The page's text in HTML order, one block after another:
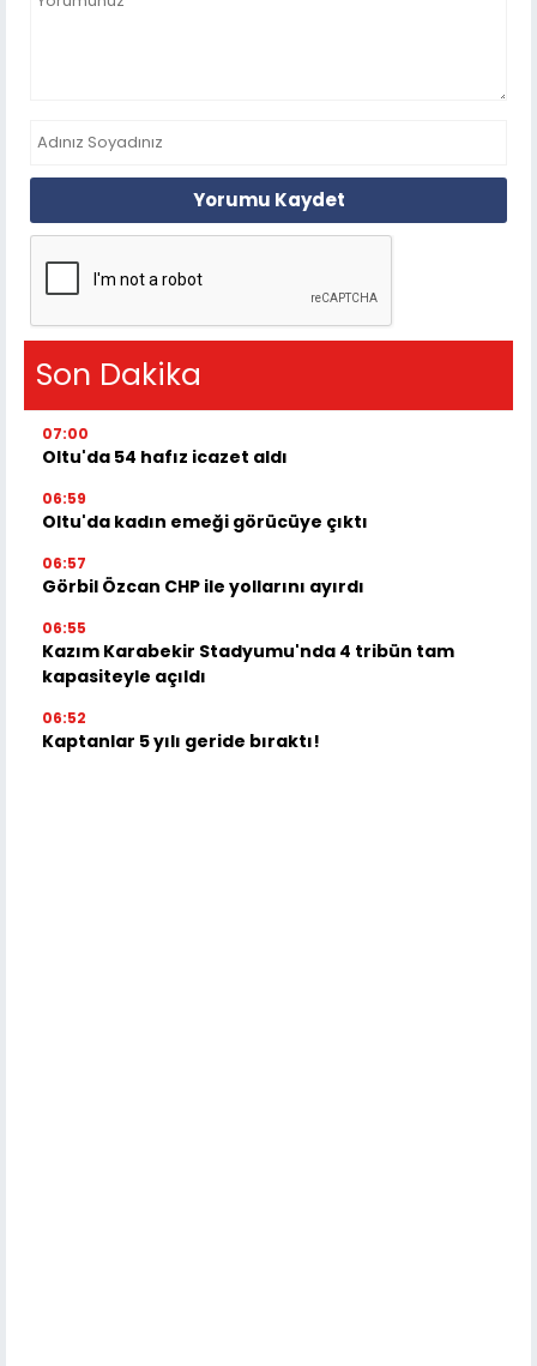
Yorumu Kaydet
Son Dakika
07:00
Oltu'da 54 hafız icazet aldı
06:59
Oltu'da kadın emeği görücüye çıktı
06:57
Görbil Özcan CHP ile yollarını ayırdı
06:55
Kazım Karabekir Stadyumu'nda 4 tribün tam
kapasiteyle açıldı
06:52
Kaptanlar 5 yılı geride bıraktı!